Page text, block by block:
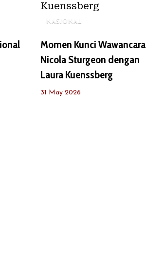
NASIONAL
Momen Kunci Wawancara
Nicola Sturgeon dengan
Laura Kuenssberg
31 May 2026